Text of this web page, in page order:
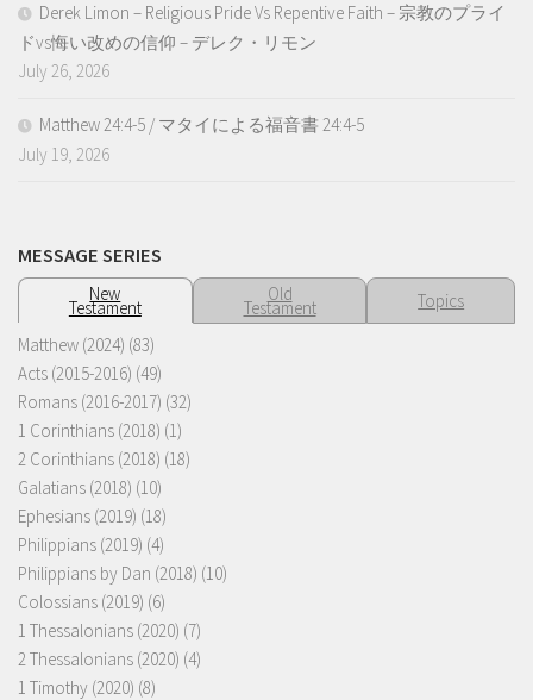
Derek Limon – Religious Pride Vs Repentive Faith – 宗教のプライ
ドvs悔い改めの信仰 – デレク・リモン
July 26, 2026
Matthew 24:4-5 / マタイによる福音書 24:4-5
July 19, 2026
MESSAGE SERIES
New
Testament
Old
Testament
Topics
Matthew (2024) (83)
Acts (2015-2016) (49)
Romans (2016-2017) (32)
1 Corinthians (2018) (1)
2 Corinthians (2018) (18)
Galatians (2018) (10)
Ephesians (2019) (18)
Philippians (2019) (4)
Philippians by Dan (2018) (10)
Colossians (2019) (6)
1 Thessalonians (2020) (7)
2 Thessalonians (2020) (4)
1 Timothy (2020) (8)